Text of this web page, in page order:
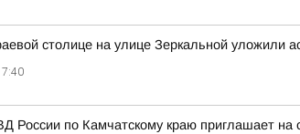
столице на улице Зеркальной уложили
России по Камчатскому краю приглашает на